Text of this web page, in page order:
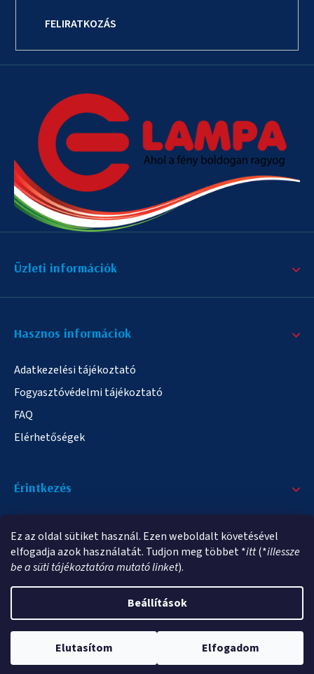
Ez az oldal sütiket használ. Ezen weboldalt követésével
elfogadja azok használatát. Tudjon meg többet *itt(*illessze
be a süti tájékoztatóra mutató linket).
Beállítások
Elutasítom Elfogadom
FELIRATKOZÁS
Üzleti információk
Hasznos informáciok
Adatkezelési tájékoztató
Fogyasztóvédelmi tájékoztató
FAQ
Elérhetőségek
Érintkezés
info@elampa.hu
Shoptet Premium készítette
elampa.hu. Minden jog fenntartva.